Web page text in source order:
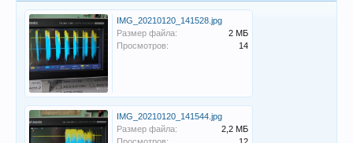
IMG_20210120_141528.jpg
Размер файла:
2 МБ
Просмотров:
14
IMG_20210120_141544.jpg
Размер файла:
2,2 МБ
Просмотров:
12